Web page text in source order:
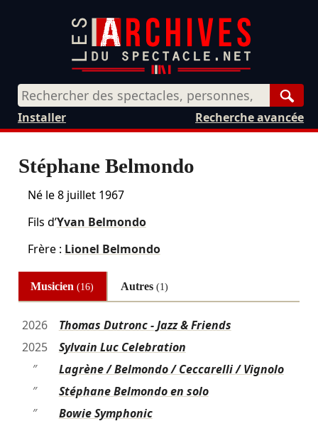
Recherche avancée
Installer
Stéphane Belmondo
Né le8 juillet 1967
Fils d’Yvan Belmondo
Frère : Lionel Belmondo
Musicien(16) Autres (1)
2026
Thomas Dutronc - Jazz & Friends
2025
Sylvain Luc Celebration
″
Lagrène / Belmondo / Ceccarelli / Vignolo
″
Stéphane Belmondo en solo
″
Bowie Symphonic